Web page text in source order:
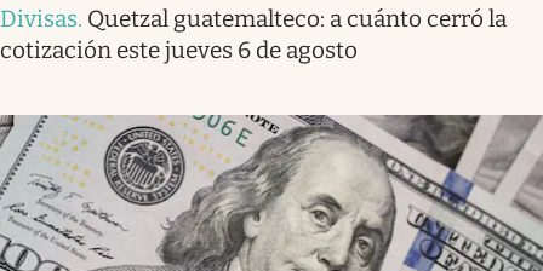
Divisas. Quetzal guatemalteco: a cuánto cerró la
cotización este jueves 6 de agosto